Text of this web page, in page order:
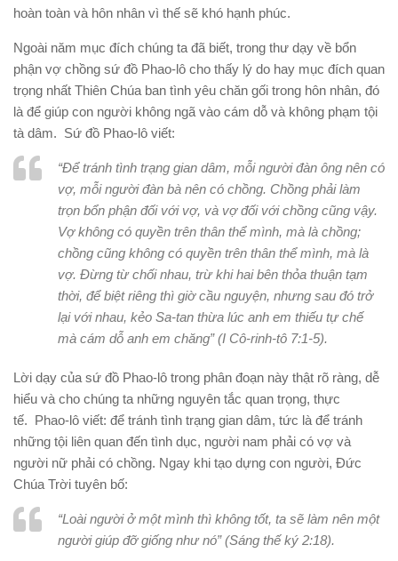
hoàn toàn và hôn nhân vì thế sẽ khó hạnh phúc.
Ngoài năm mục đích chúng ta đã biết, trong thư dạy về bổn
phận vợ chồng sứ đồ Phao-lô cho thấy lý do hay mục đích quan
trọng nhất Thiên Chúa ban tình yêu chăn gối trong hôn nhân, đó
là để giúp con người không ngã vào cám dỗ và không phạm tội
tà dâm. Sứ đồ Phao-lô viết:
“Để tránh tình trạng gian dâm, mỗi người đàn ông nên có
vợ, mỗi người đàn bà nên có chồng. Chồng phải làm
trọn bổn phận đối với vợ, và vợ đối với chồng cũng vậy.
Vợ không có quyền trên thân thể mình, mà là chồng;
chồng cũng không có quyền trên thân thể mình, mà là
vợ. Đừng từ chối nhau, trừ khi hai bên thỏa thuận tạm
thời, để biệt riêng thì giờ cầu nguyện, nhưng sau đó trở
lại với nhau, kẻo Sa-tan thừa lúc anh em thiếu tự chế
mà cám dỗ anh em chăng” (I Cô-rinh-tô 7:1-5).
Lời dạy của sứ đồ Phao-lô trong phân đoạn này thật rõ ràng, dễ
hiểu và cho chúng ta những nguyên tắc quan trọng, thực
tế. Phao-lô viết: để tránh tình trạng gian dâm, tức là để tránh
những tội liên quan đến tình dục, người nam phải có vợ và
người nữ phải có chồng. Ngay khi tạo dựng con người, Đức
Chúa Trời tuyên bố:
“Loài người ở một mình thì không tốt, ta sẽ làm nên một
người giúp đỡ giống như nó” (Sáng thế ký 2:18).